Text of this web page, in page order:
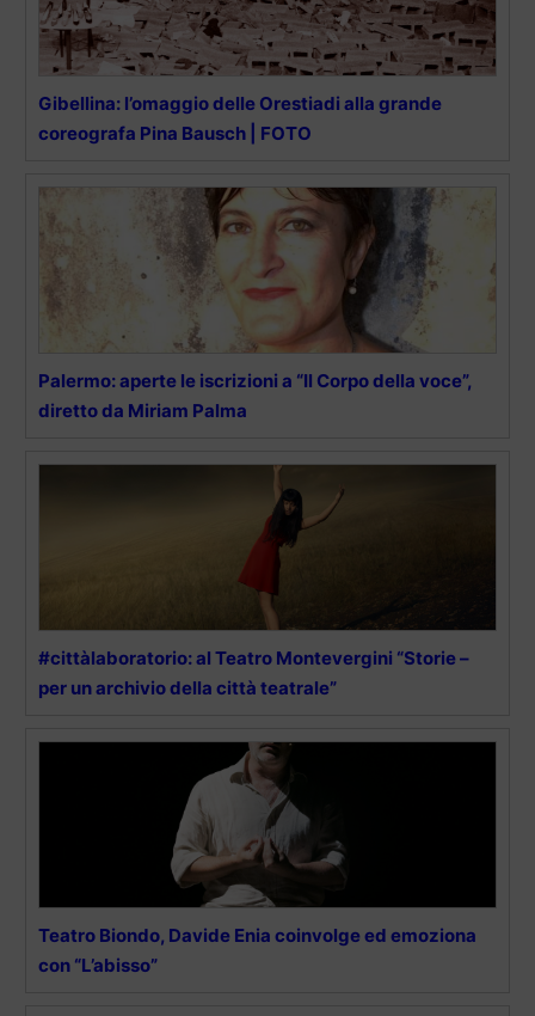
Gibellina: l’omaggio delle Orestiadi alla grande
coreografa Pina Bausch | FOTO
Palermo: aperte le iscrizioni a “Il Corpo della voce”,
diretto da Miriam Palma
#cittàlaboratorio: al Teatro Montevergini “Storie –
per un archivio della città teatrale”
Teatro Biondo, Davide Enia coinvolge ed emoziona
con “L’abisso”